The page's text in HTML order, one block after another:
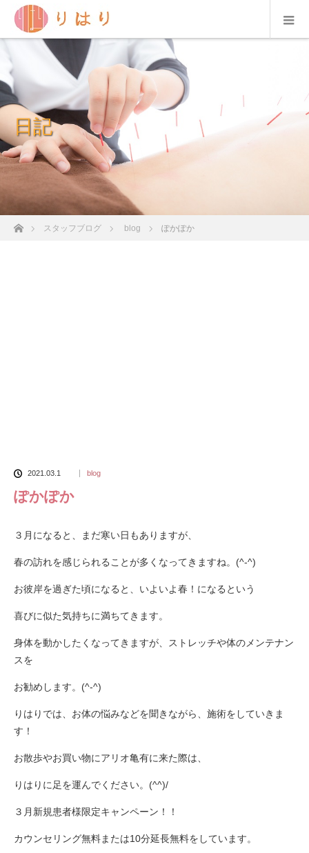
日記
ホームスタッフブログ blog ぽかぽか
2021.03.1 blog
ぽかぽか
３月になると、まだ寒い日もありますが、
春の訪れを感じられることが多くなってきますね。(^-^)
お彼岸を過ぎた頃になると、いよいよ春！になるという
喜びに似た気持ちに満ちてきます。
身体を動かしたくなってきますが、ストレッチや体のメンテナン
スを
お勧めします。(^-^)
りはりでは、お体の悩みなどを聞きながら、施術をしていきま
す！
お散歩やお買い物にアリオ亀有に来た際は、
りはりに足を運んでください。(^^)/
３月新規患者様限定キャンペーン！！
カウンセリング無料または10分延長無料をしています。